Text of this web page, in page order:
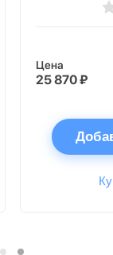
Цена
25 870 ₽